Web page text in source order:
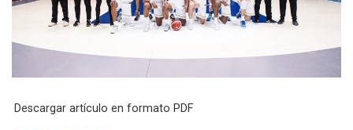
Descargar artículo en formato PDF